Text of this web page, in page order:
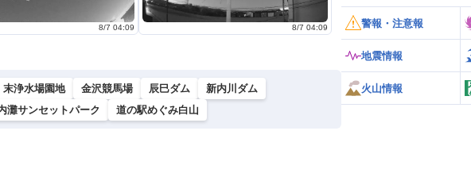
8/7 04:09 8/7 04:09
末浄水場園地 金沢競馬場 辰巳ダム
新内川ダム
灘サンセットパーク
道の駅めぐみ白山
警報・注意報
地震情報
火山情報